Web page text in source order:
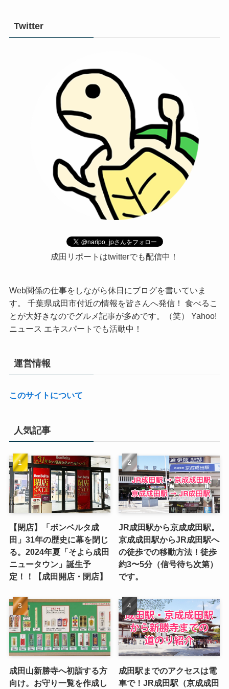
Twitter
成田リポートはtwitterでも配信中！
Web関係の仕事をしながら休日にブログを書いていま
す。 千葉県成田市付近の情報を皆さんへ発信！ 食べるこ
とが大好きなのでグルメ記事が多めです。（笑） Yahoo!
ニュース エキスパートでも活動中！
運営情報
このサイトについて
人気記事
【閉店】「ボンベルタ成
田」31年の歴史に幕を閉じ
る。2024年夏「そよら成田
ニュータウン」誕生予
定！！【成田開店・閉店】
JR成田駅から京成成田駅。
京成成田駅からJR成田駅へ
の徒歩での移動方法！徒歩
約3〜5分（信号待ち次第）
です。
成田山新勝寺へ初詣する方
向け。お守り一覧を作成し
成田駅までのアクセスは電
車で！JR成田駅（京成成田